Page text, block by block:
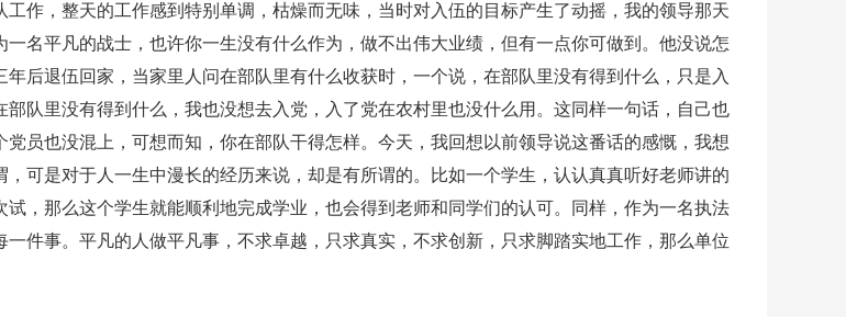
作，整天的工作感到特别单调，枯燥而无味，当时对入伍的目标产生了动摇，我的领导那天
名平凡的战士，也许你一生没有什么作为，做不出伟大业绩，但有一点你可做到。他没说怎
后退伍回家，当家里人问在部队里有什么收获时，一个说，在部队里没有得到什么，只是入
队里没有得到什么，我也没想去入党，入了党在农村里也没什么用。这同样一句话，自己也
员也没混上，可想而知，你在部队干得怎样。今天，我回想以前领导说这番话的感慨，我想
可是对于人一生中漫长的经历来说，却是有所谓的。比如一个学生，认认真真听好老师讲的
，那么这个学生就能顺利地完成学业，也会得到老师和同学们的认可。同样，作为一名执法
件事。平凡的人做平凡事，不求卓越，只求真实，不求创新，只求脚踏实地工作，那么单位